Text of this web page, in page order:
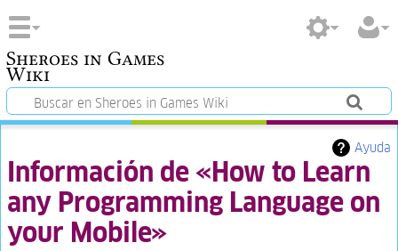
Sheroes in Games
Wiki
Ayuda
Información de «How to Learn
any Programming Language on
your Mobile»